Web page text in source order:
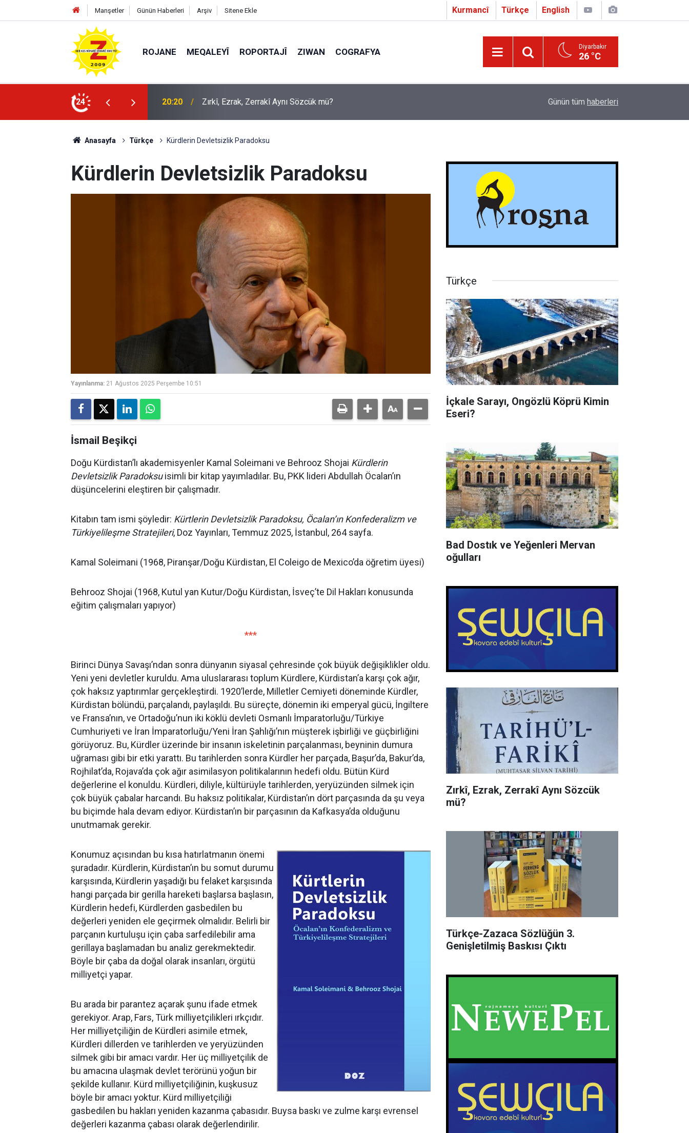
Manşetler Günün Haberleri Arşiv Sitene Ekle Kurmancî Türkçe English
ROJANE MEQALEYÎ ROPORTAJÎ ZIWAN COGRAFYA Diyarbakır
26 °C
24 09:56 Ji Zilma Partîzanan Nimûneyeka Piçûk Çapo 3. o Hîrakerde yê Ferhengê Zazakî-Tirkî
Günün tüm haberleri
Anasayfa Türkçe Kürdlerin Devletsizlik Paradoksu
Kürdlerin Devletsizlik Paradoksu
Yayınlanma: 21 Ağustos 2025 Perşembe 10:51
İsmail Beşikçi
Doğu Kürdistan’lı akademisyenler Kamal Soleimani ve Behrooz Shojai Kürdlerin
Devletsizlik Paradoksuisimli bir kitap yayımladılar. Bu, PKK lideri Abdullah Öcalan’ın
düşüncelerini eleştiren bir çalışmadır.
Kitabın tam ismi şöyledir: Kürtlerin Devletsizlik Paradoksu, Öcalan’ın Konfederalizm ve
Türkiyelileşme Stratejileri, Doz Yayınları, Temmuz 2025, İstanbul, 264 sayfa.
Kamal Soleimani (1968, Piranşar/Doğu Kürdistan, El Coleigo de Mexico’da öğretim üyesi)
Behrooz Shojai (1968, Kutul yan Kutur/Doğu Kürdistan, İsveç’te Dil Hakları konusunda
eğitim çalışmaları yapıyor)
***
Birinci Dünya Savaşı’ndan sonra dünyanın siyasal çehresinde çok büyük değişiklikler oldu.
Yeni yeni devletler kuruldu. Ama uluslararası toplum Kürdlere, Kürdistan’a karşı çok ağır,
çok haksız yaptırımlar gerçekleştirdi. 1920’lerde, Milletler Cemiyeti döneminde Kürdler,
Kürdistan bölündü, parçalandı, paylaşıldı. Bu süreçte, dönemin iki emperyal gücü, İngiltere
ve Fransa’nın, ve Ortadoğu’nun iki köklü devleti Osmanlı İmparatorluğu/Türkiye
Cumhuriyeti ve İran İmparatorluğu/Yeni İran Şahlığı’nın müşterek işbirliği ve güçbirliğini
görüyoruz. Bu, Kürdler üzerinde bir insanın iskeletinin parçalanması, beyninin dumura
uğraması gibi bir etki yarattı. Bu tarihlerden sonra Kürdler her parçada, Başur’da, Bakur’da,
Rojhilat’da, Rojava’da çok ağır asimilasyon politikalarının hedefi oldu. Bütün Kürd
değerlerine el konuldu. Kürdleri, diliyle, kültürüyle tarihlerden, yeryüzünden silmek için
çok büyük çabalar harcandı. Bu haksız politikalar, Kürdistan’ın dört parçasında da şu veya
bu biçimde hala devam ediyor. Kürdistan’ın bir parçasının da Kafkasya’da olduğunu
unutmamak gerekir.
Konumuz açısından bu kısa hatırlatmanın önemi
şuradadır. Kürdlerin, Kürdistan’ın bu somut durumu
karşısında, Kürdlerin yaşadığı bu felaket karşısında
hangi parçada bir gerilla hareketi başlarsa başlasın,
Kürdlerin hedefi, Kürdlerden gasbedilen bu
değerleri yeniden ele geçirmek olmalıdır. Belirli bir
parçanın kurtuluşu için çaba sarfedilebilir ama
gerillaya başlamadan bu analiz gerekmektedir.
Böyle bir çaba da doğal olarak insanları, örgütü
milliyetçi yapar.
Bu arada bir parantez açarak şunu ifade etmek
gerekiyor. Arap, Fars, Türk milliyetçilikleri ırkçıdır.
Her milliyetçiliğin de Kürdleri asimile etmek,
Kürdleri dillerden ve tarihlerden ve yeryüzünden
silmek gibi bir amacı vardır. Her üç milliyetçilik de
bu amacına ulaşmak devlet terörünü yoğun bir
şekilde kullanır. Kürd milliyetçiliğinin, kuşkusuz
böyle bir amacı yoktur. Kürd milliyetçiliği
gasbedilen bu hakları yeniden kazanma çabasıdır. Buysa baskı ve zulme karşı evrensel
değerleri kazanma çabası olarak değerlendirilir.
Türkçe
İçkale Sarayı, Ongözlü Köprü Kimin
Eseri?
Bad Dostık ve Yeğenleri Mervan
oğulları
Zırkî, Ezrak, Zerrakî Aynı Sözcük
mü?
Türkçe-Zazaca Sözlüğün 3.
Genişletilmiş Baskısı Çıktı